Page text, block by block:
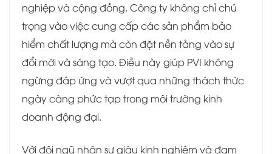
nghiệp và cộng đồng. Công ty không chỉ chú
trọng vào việc cung cấp các sản phẩm bảo
hiểm chất lượng mà còn đặt nền tảng vào sự
đổi mới và sáng tạo. Điều này giúp PVI không
ngừng đáp ứng và vượt qua những thách thức
ngày càng phức tạp trong môi trường kinh
doanh động đại.
Với đội ngũ nhân sự giàu kinh nghiệm và đam